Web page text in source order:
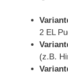
2 EL
(z.B.